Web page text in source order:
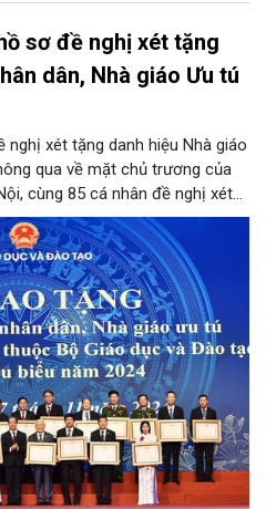
sơ đề nghị xét tặng
dân, Nhà giáo Ưu tú
nghị xét tặng danh hiệu Nhà giáo
qua về mặt chủ trương của
cùng 85 cá nhân đề nghị xét
đạt tỷ lệ từ 90% tổng số phiếu
đồng.